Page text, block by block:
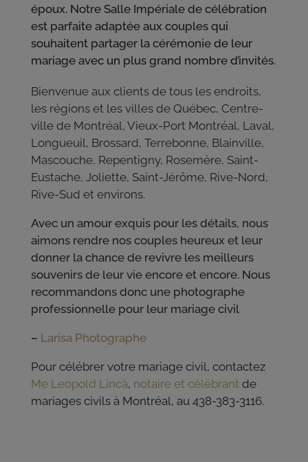
époux. Notre Salle Impériale de célébration
est parfaite adaptée aux couples qui
souhaitent partager la cérémonie de leur
mariage avec un plus grand nombre d’invités.
Bienvenue aux clients de tous les endroits,
les régions et les villes de Québec, Centre-
ville de Montréal, Vieux-Port Montréal, Laval,
Longueuil, Brossard, Terrebonne, Blainville,
Mascouche, Repentigny, Rosemère, Saint-
Eustache, Joliette, Saint-Jérôme, Rive-Nord,
Rive-Sud et environs.
Avec un amour exquis pour les détails, nous
aimons rendre nos couples heureux et leur
donner la chance de revivre les meilleurs
souvenirs de leur vie encore et encore. Nous
recommandons donc une photographe
professionnelle pour leur mariage civil
– Larisa Photographe
Pour célébrer votre mariage civil, contactez
Me Leopold Lincà, notaire et célébrant de
mariages civils à Montréal, au 438-383-3116.